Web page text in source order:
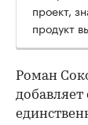
проект,
продукт
Роман